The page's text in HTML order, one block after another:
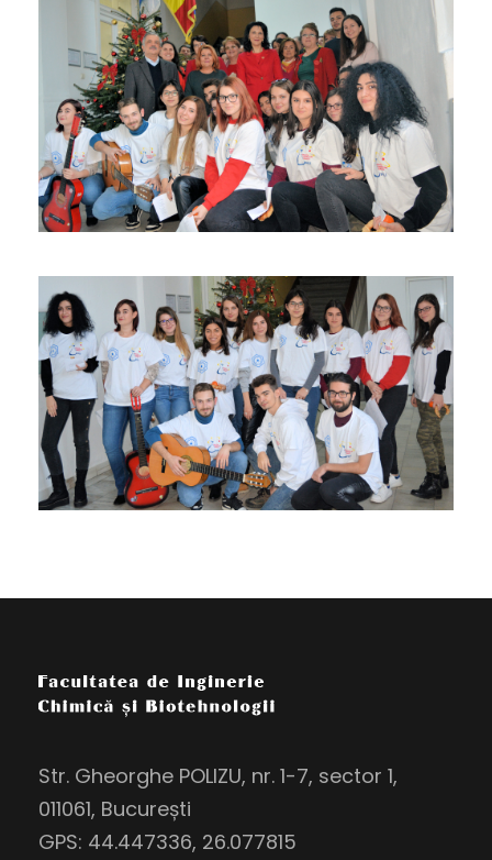
Str. Gheorghe POLIZU, nr. 1-7, sector 1,
011061, București
GPS: 44.447336, 26.077815